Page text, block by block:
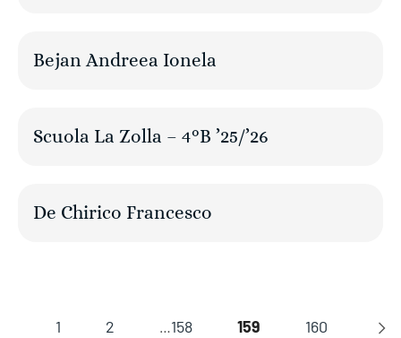
Bejan Andreea Ionela
Scuola La Zolla – 4°B ’25/’26
De Chirico Francesco
1 2 158 159 160